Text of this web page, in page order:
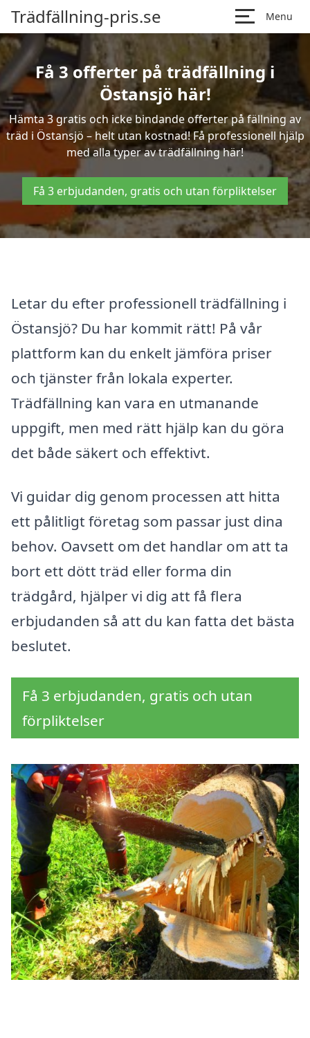
Trädfällning-pris.se Menu
Få 3 offerter på trädfällning i
Östansjö här!
Hämta 3 gratis och icke bindande offerter på fällning av
träd i Östansjö – helt utan kostnad! Få professionell hjälp
med alla typer av trädfällning här!
Få 3 erbjudanden, gratis och utan förpliktelser
Letar du efter professionell trädfällning i
Östansjö? Du har kommit rätt! På vår
plattform kan du enkelt jämföra priser
och tjänster från lokala experter.
Trädfällning kan vara en utmanande
uppgift, men med rätt hjälp kan du göra
det både säkert och effektivt.
Vi guidar dig genom processen att hitta
ett pålitligt företag som passar just dina
behov. Oavsett om det handlar om att ta
bort ett dött träd eller forma din
trädgård, hjälper vi dig att få flera
erbjudanden så att du kan fatta det bästa
beslutet.
Få 3 erbjudanden, gratis och utan
förpliktelser